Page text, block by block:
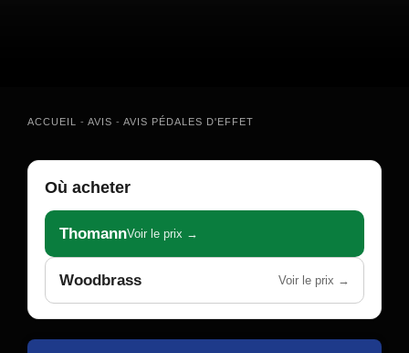
ACCUEIL - AVIS - AVIS PÉDALES D'EFFET
Où acheter
ThomannVoir le prix →
Woodbrass Voir le prix →